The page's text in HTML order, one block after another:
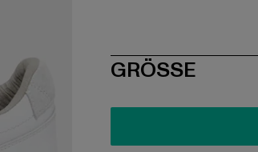
SIZE
GRÖSSE